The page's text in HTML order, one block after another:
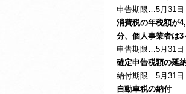
申告期限…5月31日
消費税の年税額が
分、個人事業者は3
申告期限…5月31日
確定申告税額の延
納付期限…5月31日
自動車税の納付